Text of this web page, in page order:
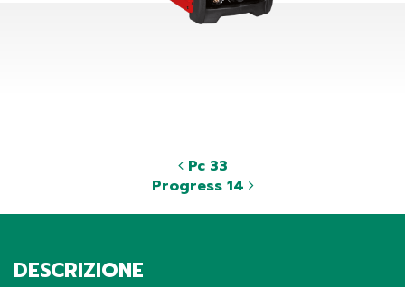
Pc 33
Progress 14
DESCRIZIONE